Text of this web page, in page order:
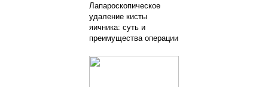
Лапароскопическое
удаление кисты
яичника: суть и
преимущества операции